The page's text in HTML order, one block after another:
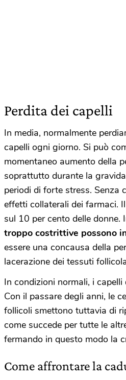
Perdita dei capelli
In media, normalmente
capelli ogni giorno. Si può
momentaneo aumento della
soprattutto durante la
periodi di forte stress. Senza
effetti collaterali dei farmaci.
sul 10 per cento delle donne.
troppo costrittive possono
essere una concausa della
lacerazione dei tessuti
In condizioni normali, i
Con il passare degli anni, le
follicoli smettono tuttavia di
come succede per tutte le
fermando in questo modo la
Come affrontare la